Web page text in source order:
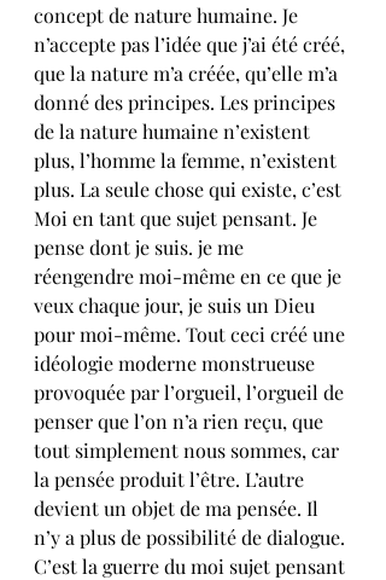
concept de nature humaine. Je
n’accepte pas l’idée que j’ai été créé,
que la nature m’a créée, qu’elle m’a
donné des principes. Les principes
de la nature humaine n’existent
plus, l’homme la femme, n’existent
plus. La seule chose qui existe, c’est
Moi en tant que sujet pensant. Je
pense dont je suis. je me
réengendre moi-même en ce que je
veux chaque jour, je suis un Dieu
pour moi-même. Tout ceci créé une
idéologie moderne monstrueuse
provoquée par l’orgueil, l’orgueil de
penser que l’on n’a rien reçu, que
tout simplement nous sommes, car
la pensée produit l’être. L’autre
devient un objet de ma pensée. Il
n’y a plus de possibilité de dialogue.
C’est la guerre du moi sujet pensant